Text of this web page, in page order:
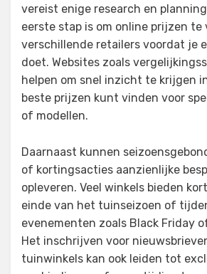
vereist enige research en
eerste stap is om online prijzen te
verschillende retailers voordat je
doet. Websites zoals
helpen om snel inzicht te krijgen
beste prijzen kunt vinden voor
of modellen.
Daarnaast kunnen
of kortingsacties aanzienlijke
opleveren. Veel winkels bieden
einde van het tuinseizoen of
evenementen zoals Black Friday
Het inschrijven voor
tuinwinkels kan ook leiden tot